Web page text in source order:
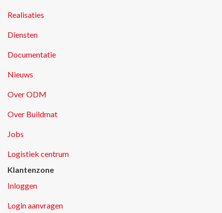
Realisaties
Diensten
Documentatie
Nieuws
Over ODM
Over Buildmat
Jobs
Logistiek centrum
Klantenzone
Inloggen
Login aanvragen